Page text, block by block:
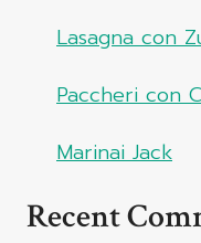
Lasagna con
Paccheri con
Marinai Jack
Recent